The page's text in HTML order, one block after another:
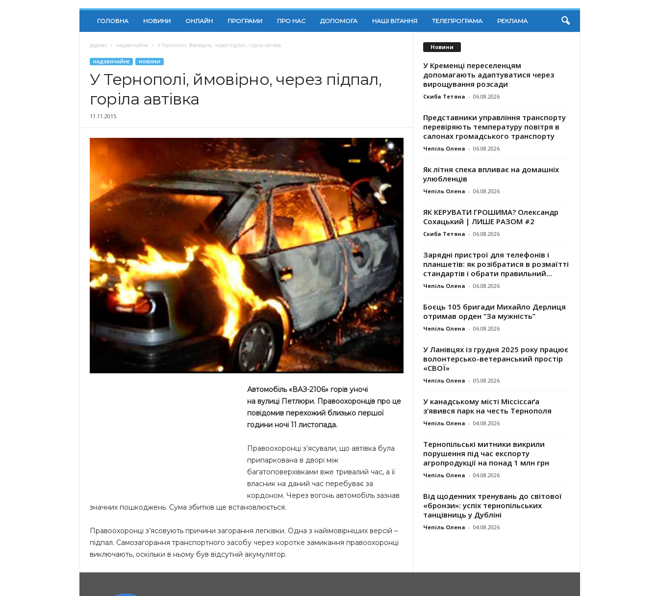
ГОЛОВНА НОВИНИ ОНЛАЙН ПРОГРАМИ ПРО НАС ДОПОМОГА НАШІ ВІТАННЯ ТЕЛЕПРОГРАМА РЕКЛАМА
додому надзвичайне У Тернополі, ймовірно, через підпал, горіла автівка
НАДЗВИЧАЙНЕ НОВИНИ
У Тернополі, ймовірно, через підпал,
горіла автівка
11.11.2015
Автомобіль «ВАЗ-2106» горів уночі
на вулиці Петлюри. Правоохоронців про це
повідомив перехожий близько першої
години ночі 11 листопада.
Правоохоронці з’ясували, що автівка була
припаркована в дворі між
багатоповерхівками вже тривалий час, а її
власник на даний час перебуває за
кордоном. Через вогонь автомобіль зазнав
значних пошкоджень. Сума збитків ще встановлюється.
Правоохоронці з’ясовують причини загорання легківки. Одна з найімовірніших версій –
підпал. Самозагорання транспортного засобу через коротке замикання правоохоронці
виключають, оскільки в ньому був відсутній акумулятор.
Новини
У Кременці переселенцям
допомагають адаптуватися через
вирощування розсади
Скиба Тетяна - 06.08.2026
Представники управління транспорту
перевіряють температуру повітря в
салонах громадського транспорту
Чепіль Олена - 06.08.2026
Як літня спека впливає на домашніх
улюбленців
Чепіль Олена - 06.08.2026
ЯК КЕРУВАТИ ГРОШИМА? Олександр
Сохацький | ЛИШЕ РАЗОМ #2
Скиба Тетяна - 06.08.2026
Зарядні пристрої для телефонів і
планшетів: як розібратися в розмаїтті
стандартів і обрати правильний...
Чепіль Олена - 06.08.2026
Боєць 105 бригади Михайло Дерлиця
отримав орден “За мужність”
Чепіль Олена - 06.08.2026
У Ланівцях із грудня 2025 року працює
волонтерсько-ветеранський простір
«СВОЇ»
Чепіль Олена - 05.08.2026
У канадському місті Міссіссаґа
з’явився парк на честь Тернополя
Чепіль Олена - 04.08.2026
Тернопільські митники викрили
порушення під час експорту
агропродукції на понад 1 млн грн
Чепіль Олена - 04.08.2026
Від щоденних тренувань до світової
«бронзи»: успіх тернопільських
танцівниць у Дубліні
Чепіль Олена - 04.08.2026